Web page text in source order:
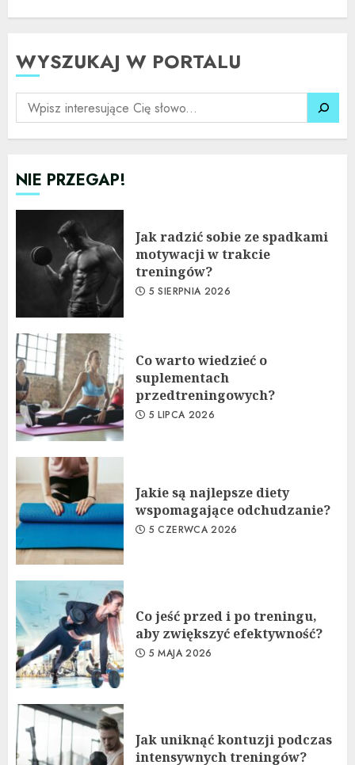
WYSZUKAJ W PORTALU
SZUKAJ
NIE PRZEGAP!
Jak radzić sobie ze spadkami
motywacji w trakcie
treningów?
5 SIERPNIA 2026
Co warto wiedzieć o
suplementach
przedtreningowych?
5 LIPCA 2026
Jakie są najlepsze diety
wspomagające odchudzanie?
5 CZERWCA 2026
Co jeść przed i po treningu,
aby zwiększyć efektywność?
5 MAJA 2026
Jak uniknąć kontuzji podczas
intensywnych treningów?